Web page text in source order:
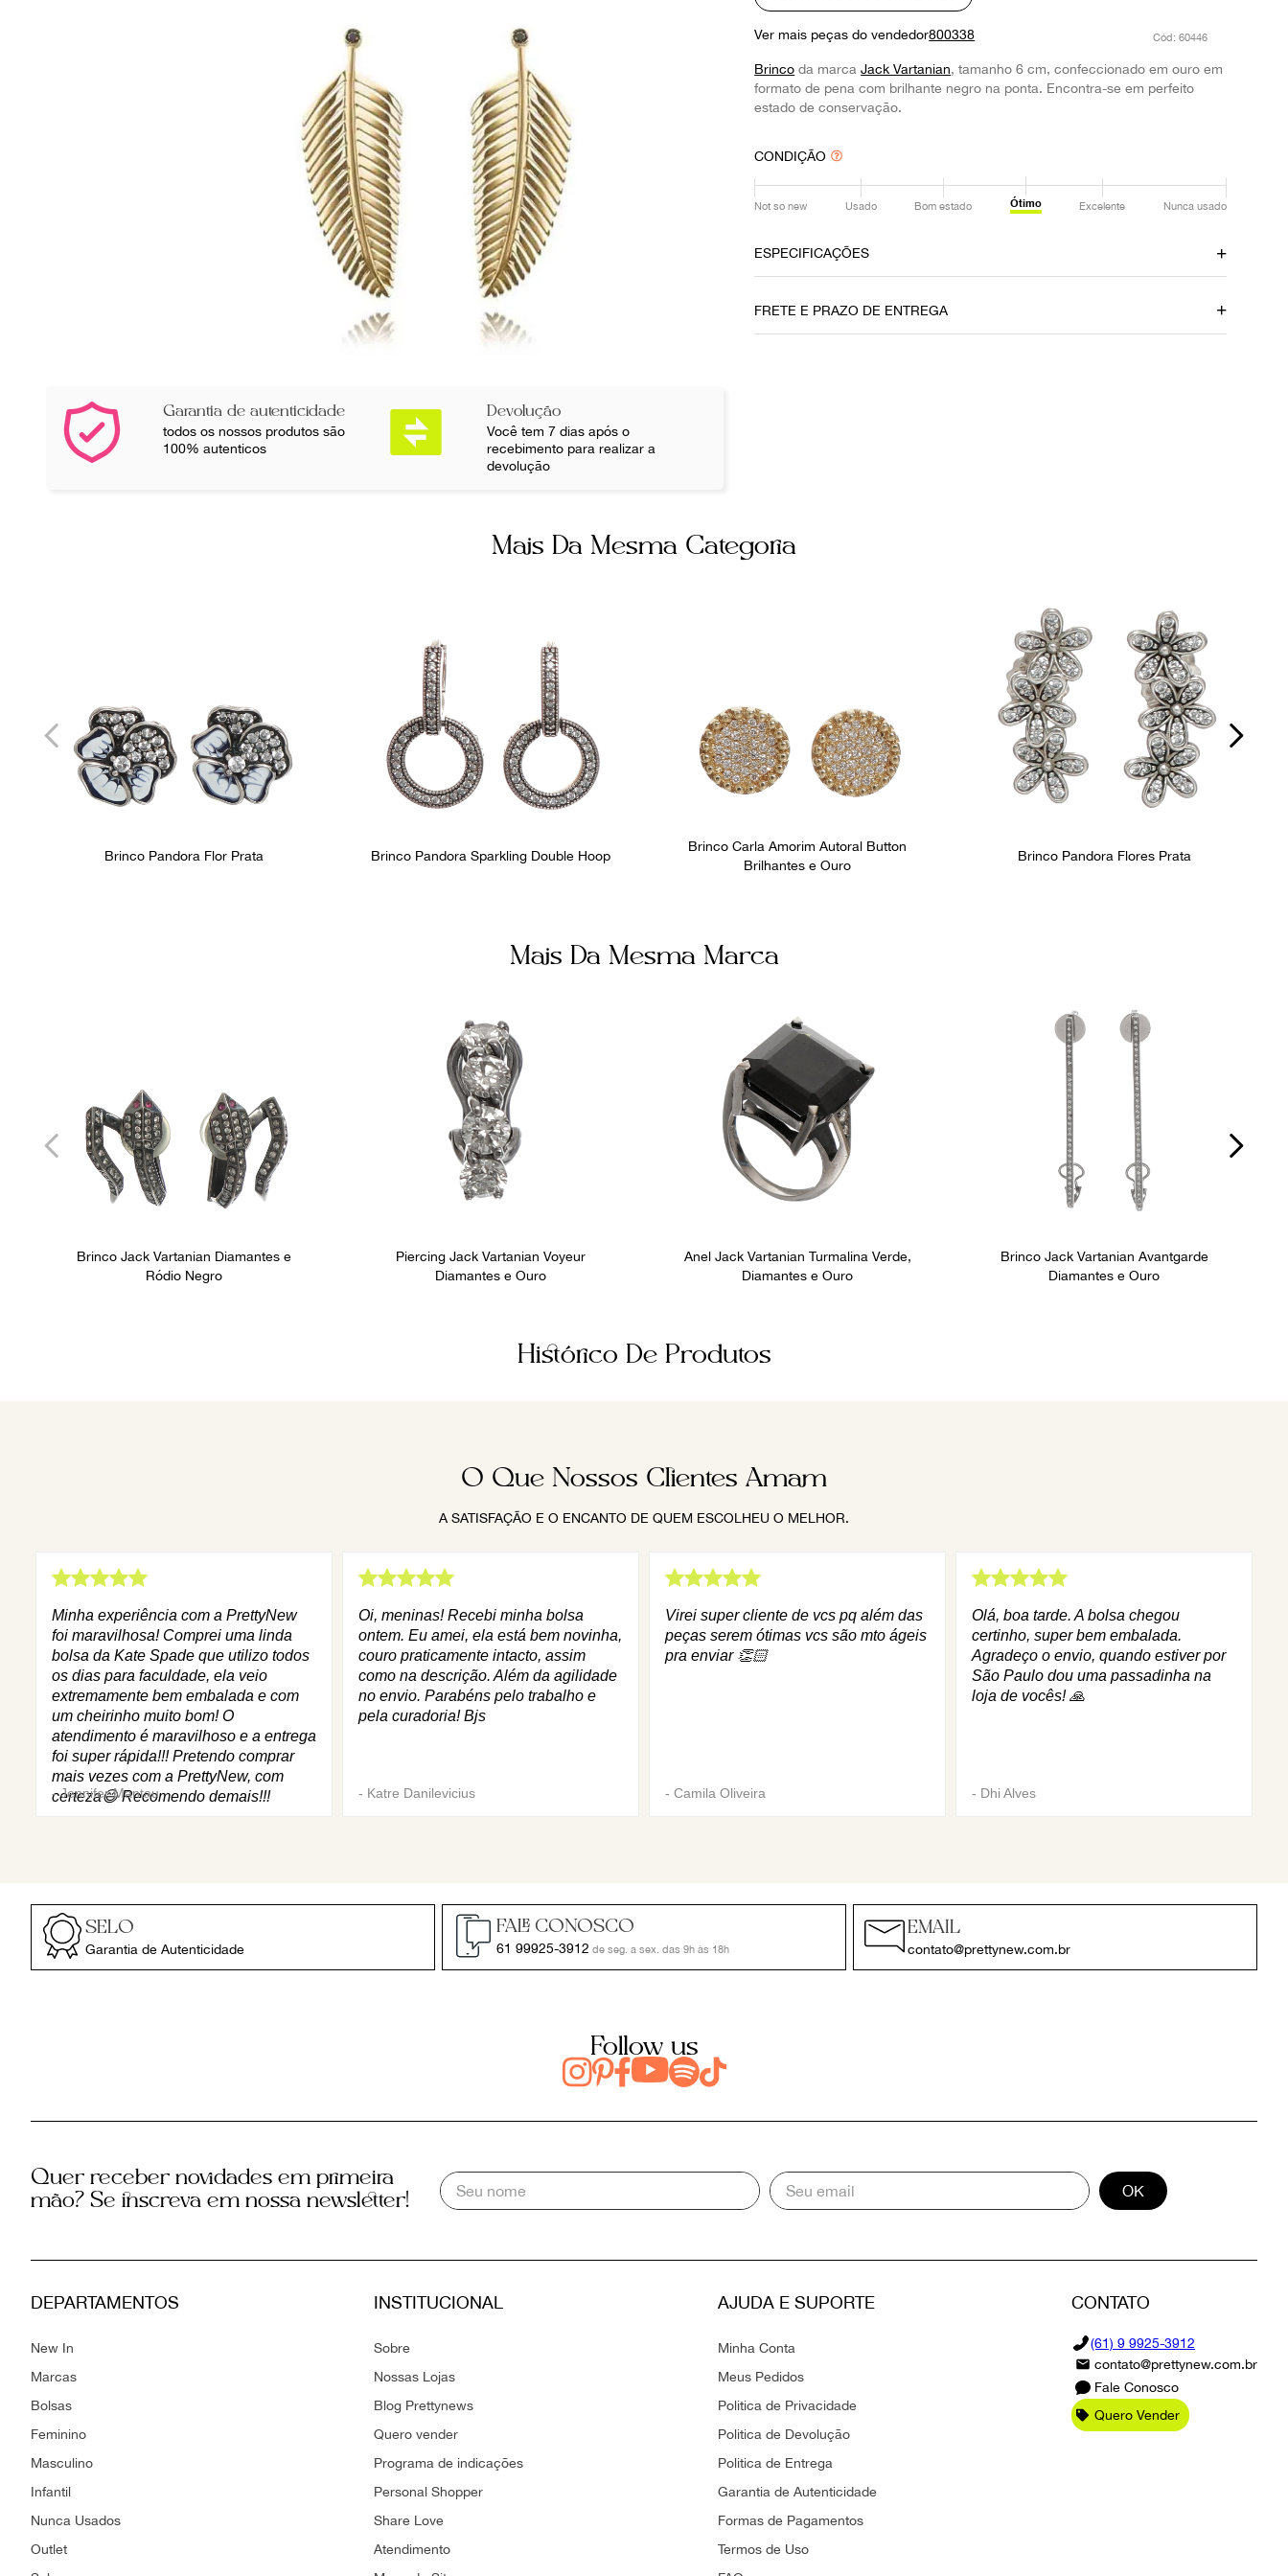
Garantia de autenticidade
todos os nossos produtos são
100% autenticos
Devolução
Você tem 7 dias após o
recebimento para realizar a
devolução
Ver mais peças do vendedor800338 : 60446
Brinco da marcaJack Vartanian, tamanho 6 cm, confeccionado em ouro em
formato de pena com brilhante negro na ponta. Encontra-se em perfeito
estado de conservação.
CONDIÇÃO
Not so new Usado Bom estado Ótimo Excelente Nunca usado
ESPECIFICAÇÕES
Ouro
FRETE E PRAZO DE ENTREGA
Mais Da Mesma Categoria
Brinco Pandora Flor Prata Brinco Pandora Sparkling Double Hoop
Brinco Carla Amorim Autoral Button
Brilhantes e Ouro
Brinco Pandora Flores Prata
Mais Da Mesma Marca
Brinco Jack Vartanian Diamantes e
Ródio Negro
Piercing Jack Vartanian Voyeur
Diamantes e Ouro
Anel Jack Vartanian Turmalina Verde,
Diamantes e Ouro
Brinco Jack Vartanian Avantgarde
Diamantes e Ouro
Histórico De Produtos
O Que Nossos Clientes Amam
A SATISFAÇÃO E O ENCANTO DE QUEM ESCOLHEU O MELHOR.
Minha experiência com a PrettyNew
foi maravilhosa! Comprei uma linda
bolsa da Kate Spade que utilizo todos
os dias para faculdade, ela veio
extremamente bem embalada e com
um cheirinho muito bom! O
atendimento é maravilhoso e a entrega
foi super rápida!!! Pretendo comprar
mais vezes com a PrettyNew, com
certeza😄 Recomendo demais!!!
-Jennifer Mantau
Oi, meninas! Recebi minha bolsa
ontem. Eu amei, ela está bem novinha,
couro praticamente intacto, assim
como na descrição. Além da agilidade
no envio. Parabéns pelo trabalho e
pela curadoria! Bjs
- Katre Danilevicius
Virei super cliente de vcs pq além das
peças serem ótimas vcs são mto ágeis
pra enviar 👏🏻
- Camila Oliveira
Olá, boa tarde. A bolsa chegou
certinho, super bem embalada.
Agradeço o envio, quando estiver por
São Paulo dou uma passadinha na
loja de vocês! 🙏
- Dhi Alves
SELO
Garantia de Autenticidade
FALE CONOSCO
61 99925-3912 de seg. a sex. das 9h às 18h
EMAIL
contato@prettynew.com.br
Follow us
Quer receber novidades em primeira
mão? Se inscreva em nossa newsletter!
OK
DEPARTAMENTOS
New In
Marcas
Bolsas
Feminino
Masculino
Infantil
Nunca Usados
Outlet
INSTITUCIONAL
Sobre
Nossas Lojas
Blog Prettynews
Quero vender
Programa de indicações
Personal Shopper
Share Love
Atendimento
AJUDA E SUPORTE
Minha Conta
Meus Pedidos
Politica de Privacidade
Politica de Devolução
Politica de Entrega
Garantia de Autenticidade
Formas de Pagamentos
Termos de Uso
CONTATO
(61) 9 9925-3912
contato@prettynew.com.br
Fale Conosco
Quero Vender